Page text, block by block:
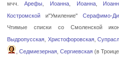
мчч.Арефы Иоанна, Иоанна,
Костромскойи"Умиление"Серафимо-
Чтимые списки со Смоленской
Выдропусская, Христофоровская,
Седмиезерная, Сергиевская(в